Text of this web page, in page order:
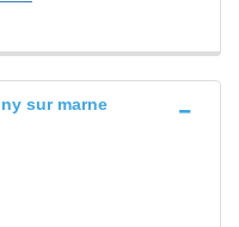
sur marne